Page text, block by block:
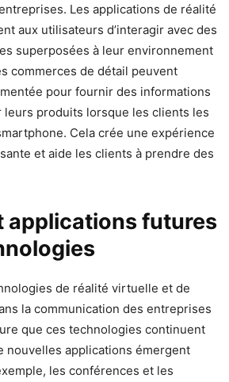
Les applications de réalité
aux utilisateurs d’interagir avec des
superposées à leur environnement
commerces de détail peuvent
pour fournir des informations
leurs produits lorsque les clients les
Cela crée une expérience
et aide les clients à prendre des
applications futures
de réalité virtuelle et de
la communication des entreprises
que ces technologies continuent
nouvelles applications émergent
les conférences et les